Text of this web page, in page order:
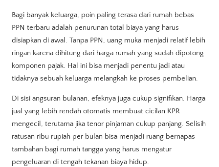
Bagi banyak keluarga, poin paling terasa dari rumah bebas
PPN terbaru adalah penurunan total biaya yang harus
disiapkan di awal. Tanpa PPN, uang muka menjadi relatif lebih
ringan karena dihitung dari harga rumah yang sudah dipotong
komponen pajak. Hal ini bisa menjadi penentu jadi atau
tidaknya sebuah keluarga melangkah ke proses pembelian.
Di sisi angsuran bulanan, efeknya juga cukup signifikan. Harga
jual yang lebih rendah otomatis membuat cicilan KPR
mengecil, terutama jika tenor pinjaman cukup panjang. Selisih
ratusan ribu rupiah per bulan bisa menjadi ruang bernapas
tambahan bagi rumah tangga yang harus mengatur
pengeluaran di tengah tekanan biaya hidup.